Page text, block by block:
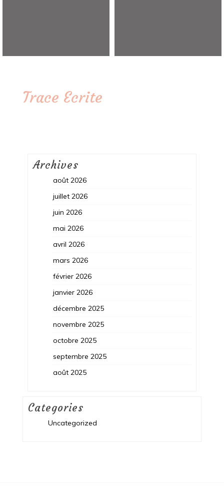
Trace Ecrite
Archives
août 2026
juillet 2026
juin 2026
mai 2026
avril 2026
mars 2026
février 2026
janvier 2026
décembre 2025
novembre 2025
octobre 2025
septembre 2025
août 2025
Categories
Uncategorized